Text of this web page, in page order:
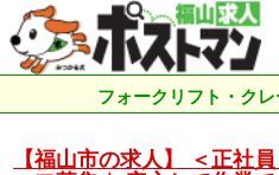
フォークリフト・ク
【福山市の求人】 ＜正社